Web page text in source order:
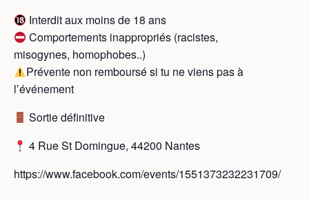
Interdit aux moins de 18 ans
Comportements inappropriés (racistes,
misogynes, homophobes..)
Prévente non remboursé si tu ne viens pas à
l’événement
Sortie définitive
4 Rue St Domingue, 44200 Nantes
https://www.facebook.com/events/1551373232231709/